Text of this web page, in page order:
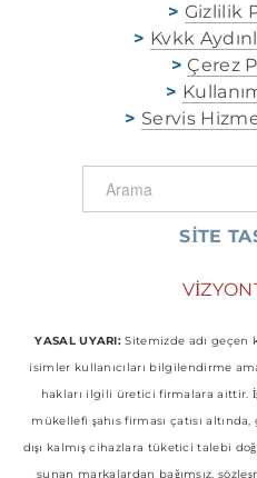
> Gizlilik
> Kvkk
> Çerez
>
> Servis
SİTE
YASAL UYARI: Sitemizde adı geçen
isimler kullanıcıları bilgilendirme
hakları ilgili üretici firmalara aittir.
mükellefi şahıs firması çatısı
dışı kalmış cihazlara tüketici talebi
sunan markalardan bağımsız,